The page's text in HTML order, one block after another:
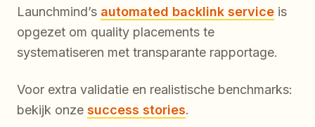
Launchmind’s automated backlink service is
opgezet om quality placements te
systematiseren met transparante rapportage.
Voor extra validatie en realistische benchmarks:
bekijk onze success stories.